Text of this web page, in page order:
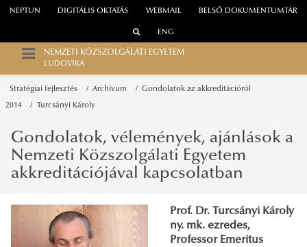
WEBMAIL
NEPTUN DIGITÁLIS OKTATÁS BELSŐ DOKUMENTUMTÁR
ENG
NEMZETI KÖZSZOLGÁLATI EGYETEM
LUDOVIKA
Stratégiai fejlesztés Archívum Gondolatok az akkreditációról
2014 Turcsányi Károly
Gondolatok, vélemények, ajánlások a
Nemzeti Közszolgálati Egyetem
akkreditációjával kapcsolatban
Prof. Dr. Turcsányi Károly
ny. mk. ezredes,
Professor Emeritus